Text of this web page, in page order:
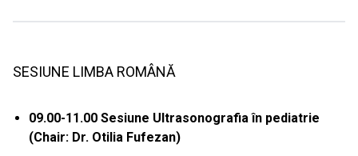
SESIUNE LIMBA ROMÂNĂ
09.00-11.00 Sesiune Ultrasonografia în pediatrie
(Chair: Dr. Otilia Fufezan)